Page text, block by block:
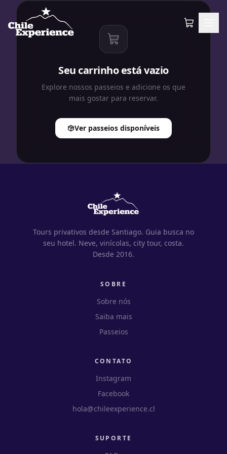
WhatsApp
Seu carrinho está vazio
Explore nossos passeios e adicione os que
mais gostar para reservar.
Ver passeios disponíveis
Tours privativos desde Santiago. Guia busca no
seu hotel. Neve, vinícolas, city tour, costa.
Desde 2016.
SOBRE
Sobre nós
Saiba mais
Passeios
CONTATO
Instagram
Facebook
hola@chileexperience.cl
SUPORTE